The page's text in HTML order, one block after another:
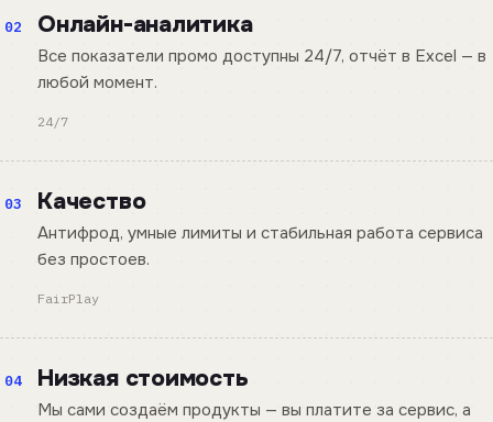
02 Онлайн-аналитика
Все показатели промо доступны 24/7, отчёт в Excel — в
любой момент.
24/7
03 Качество
Антифрод, умные лимиты и стабильная работа сервиса
без простоев.
FairPlay
04 Низкая стоимость
Мы сами создаём продукты — вы платите за сервис, а